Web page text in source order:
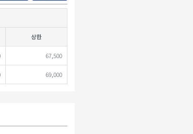
상한
67,500
69,000